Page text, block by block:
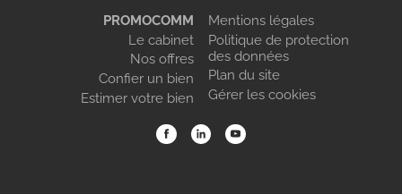
PROMOCOMM
Le cabinet
Nos offres
Confier un bien
Estimer votre bien
Mentions légales
Politique de protection
des données
Plan du site
Gérer les cookies